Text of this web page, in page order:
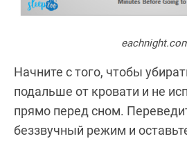
Начните с того, чтобы
подальше от кровати и не
прямо перед сном.
беззвучный режим и